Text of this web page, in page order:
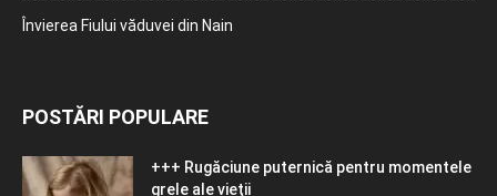
Învierea Fiului văduvei din Nain
POSTĂRI POPULARE
+++ Rugăciune puternică pentru momentele
grele ale vieţii